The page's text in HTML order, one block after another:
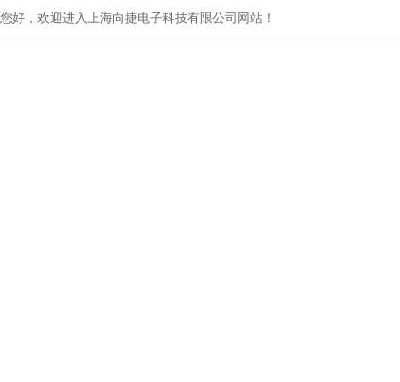
您好，欢迎进入上海向捷电子科技有限公司网站！